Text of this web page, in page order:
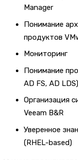
Manager
Понимание
продуктов
Мониторинг
Понимание
AD FS, AD LDS)
Организация
Veeam B&R
Уверенное
(RHEL-based)